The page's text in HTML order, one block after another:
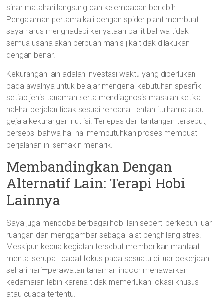
sinar matahari langsung dan kelembaban berlebih.
Pengalaman pertama kali dengan spider plant membuat
saya harus menghadapi kenyataan pahit bahwa tidak
semua usaha akan berbuah manis jika tidak dilakukan
dengan benar.
Kekurangan lain adalah investasi waktu yang diperlukan
pada awalnya untuk belajar mengenai kebutuhan spesifik
setiap jenis tanaman serta mendiagnosis masalah ketika
hal-hal berjalan tidak sesuai rencana—entah itu hama atau
gejala kekurangan nutrisi. Terlepas dari tantangan tersebut,
persepsi bahwa hal-hal membutuhkan proses membuat
perjalanan ini semakin menarik.
Membandingkan Dengan
Alternatif Lain: Terapi Hobi
Lainnya
Saya juga mencoba berbagai hobi lain seperti berkebun luar
ruangan dan menggambar sebagai alat penghilang stres.
Meskipun kedua kegiatan tersebut memberikan manfaat
mental serupa—dapat fokus pada sesuatu di luar pekerjaan
sehari-hari—perawatan tanaman indoor menawarkan
kedamaian lebih karena tidak memerlukan lokasi khusus
atau cuaca tertentu.